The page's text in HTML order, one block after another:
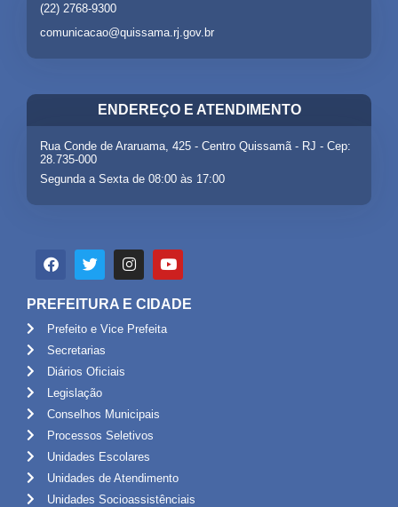
(22) 2768-9300
comunicacao@quissama.rj.gov.br
ENDEREÇO E ATENDIMENTO
Rua Conde de Araruama, 425 - Centro Quissamã - RJ - Cep:
28.735-000
Segunda a Sexta de 08:00 às 17:00
PREFEITURA E CIDADE
Prefeito e Vice Prefeita
Secretarias
Diários Oficiais
Legislação
Conselhos Municipais
Processos Seletivos
Unidades Escolares
Unidades de Atendimento
Unidades Socioassistênciais